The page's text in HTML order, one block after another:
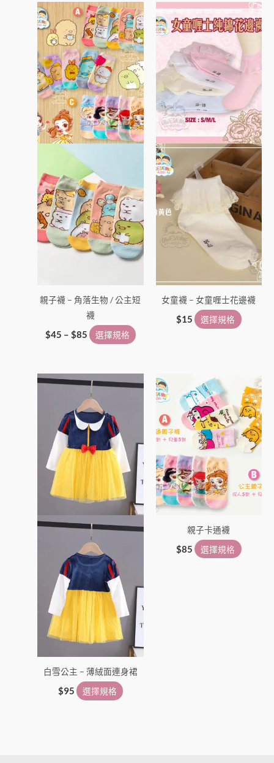
親子襪 – 角落生物 / 公主短
襪
$45 – $85
價
格
範
圍：
$45
到
$85
選擇規格
此
產
品
有
多
種
款
式。
可
在
頁
面
選
擇
選
女童襪 – 女童喱士花邊襪
$15 選擇規格
此
產
有
多
款
式。
可
在
產
品
頁
面
選
擇
項
白雪公主 – 薄絨面連身裙
$95 選擇規格
此
多
種
款
式。
可
在
產
選
擇
項
親子卡通襪
$85 選擇規格
產
品
有
多
款
式。
品